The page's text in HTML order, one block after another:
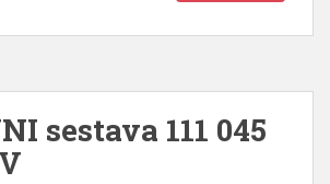
sestava 111 045